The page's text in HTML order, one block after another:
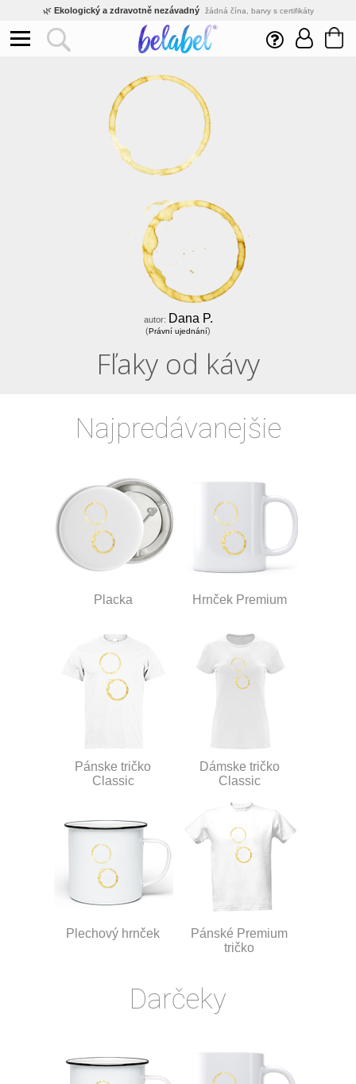
🌿 Ekologický a zdravotně nezávadný žádná čína, barvy s certifikáty
Inovativní výroba vlastní vývoj, nejnovější technologie
Rychlé dodání expedujeme do 24h
Kvalita pod kontrolou jsme přímý výrobce, žádný zprostředkovatel
Eshop s tradicí od roku 2010 tisíce spokojených zákazníků
autor: Dana P.
(Právní ujednání)
Fľaky od kávy
Najpredávanejšie
Placka Hrnček Premium
Pánske tričko
Classic
Dámske tričko
Classic
Plechový hrnček
Pánské Premium
tričko
Darčeky